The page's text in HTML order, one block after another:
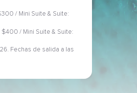
/ Mini Suite & Suite:
/ Mini Suite & Suite:
Fechas de salida a las